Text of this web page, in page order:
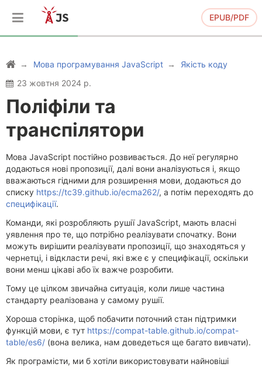
EPUB/PDF
Мова програмування JavaScript
Якість коду
23 жовтня 2024 р.
Поліфіли та
транспілятори
Мова JavaScript постійно розвивається. До неї регулярно
додаються нові пропозиції, далі вони аналізуються і, якщо
вважаються гідними для розширення мови, додаються до
списку https://tc39.github.io/ecma262/, а потім переходять до
специфікації.
Команди, які розробляють рушії JavaScript, мають власні
уявлення про те, що потрібно реалізувати спочатку. Вони
можуть вирішити реалізувати пропозиції, що знаходяться у
чернетці, і відкласти речі, які вже є у специфікації, оскільки
вони менш цікаві або їх важче розробити.
Тому це цілком звичайна ситуація, коли лише частина
стандарту реалізована у самому рушії.
Хороша сторінка, щоб побачити поточний стан підтримки
функцій мови, є тут https://compat-table.github.io/compat-
table/es6/ (вона велика, нам доведеться ще багато вивчати).
Як програмісти, ми б хотіли використовувати найновіші